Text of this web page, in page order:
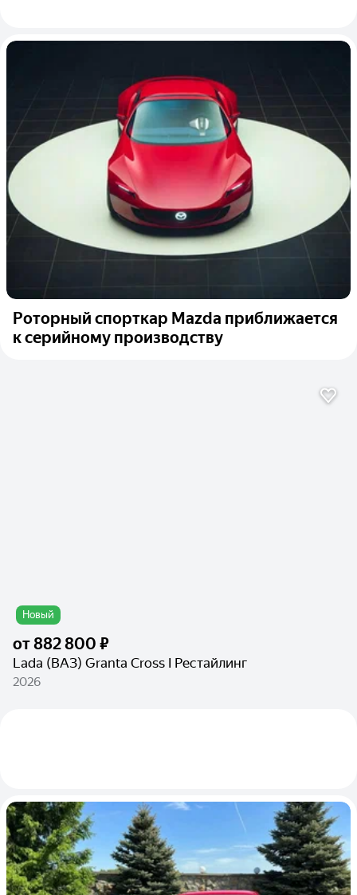
Роторный спорткар Mazda приближается
к серийному производству
Новый
от882 800 ₽
Lada (ВАЗ) Granta Cross I Рестайлинг
2026